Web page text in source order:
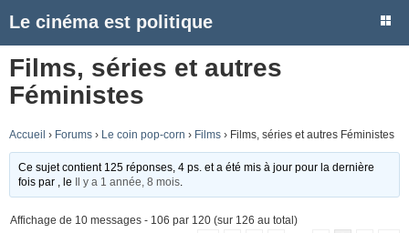
Le cinéma est politique
Films, séries et autres
Féministes
Accueil › Forums › Le coin pop-corn › Films › Films, séries et autres Féministes
Ce sujet contient 125 réponses, 4 ps. et a été mis à jour pour la dernière
fois par
, le Il y a 1 année, 8 mois
Affichage de 10 messages - 106 par 120 (sur 126 au total)